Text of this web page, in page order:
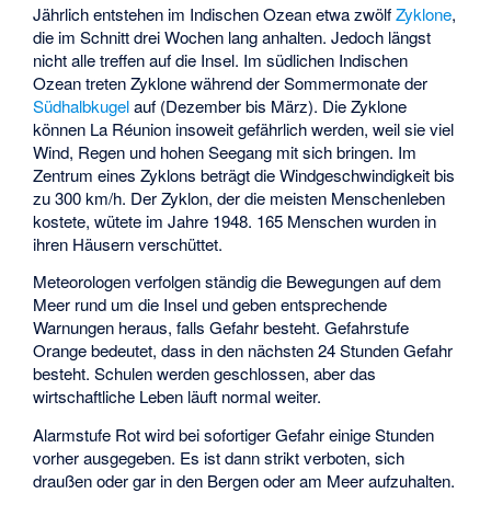
Jährlich entstehen im Indischen Ozean etwa zwölfZyklone,
die im Schnitt drei Wochen lang anhalten. Jedoch längst
nicht alle treffen auf die Insel. Im südlichen Indischen
Ozean treten Zyklone während der Sommermonate der
Südhalbkugelauf (Dezember bis März). Die Zyklone
können La Réunion insoweit gefährlich werden, weil sie viel
Wind, Regen und hohen Seegang mit sich bringen. Im
Zentrum eines Zyklons beträgt die Windgeschwindigkeit bis
zu 300 km/h. Der Zyklon, der die meisten Menschenleben
kostete, wütete im Jahre 1948. 165 Menschen wurden in
ihren Häusern verschüttet.
Meteorologen verfolgen ständig die Bewegungen auf dem
Meer rund um die Insel und geben entsprechende
Warnungen heraus, falls Gefahr besteht. Gefahrstufe
Orange bedeutet, dass in den nächsten 24 Stunden Gefahr
besteht. Schulen werden geschlossen, aber das
wirtschaftliche Leben läuft normal weiter.
Alarmstufe Rot wird bei sofortiger Gefahr einige Stunden
vorher ausgegeben. Es ist dann strikt verboten, sich
draußen oder gar in den Bergen oder am Meer aufzuhalten.